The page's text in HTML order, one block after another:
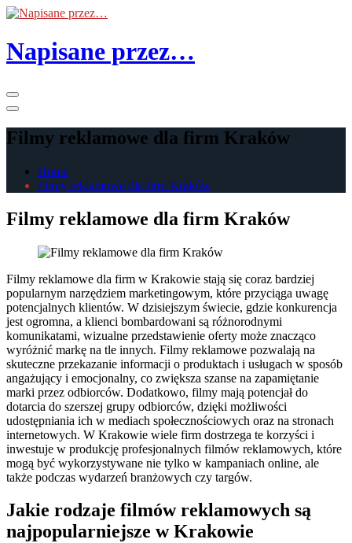
Skip
the
content
Napisane przez…
Filmy reklamowe dla firm Kraków
Home
Filmy reklamowe dla firm Kraków
Filmy reklamowe dla firm Kraków
Filmy reklamowe dla firm w Krakowie stają się coraz bardziej
popularnym narzędziem marketingowym, które przyciąga uwagę
potencjalnych klientów. W dzisiejszym świecie, gdzie konkurencja
jest ogromna, a klienci bombardowani są różnorodnymi
komunikatami, wizualne przedstawienie oferty może znacząco
wyróżnić markę na tle innych. Filmy reklamowe pozwalają na
skuteczne przekazanie informacji o produktach i usługach w sposób
angażujący i emocjonalny, co zwiększa szanse na zapamiętanie
marki przez odbiorców. Dodatkowo, filmy mają potencjał do
dotarcia do szerszej grupy odbiorców, dzięki możliwości
udostępniania ich w mediach społecznościowych oraz na stronach
internetowych. W Krakowie wiele firm dostrzega te korzyści i
inwestuje w produkcję profesjonalnych filmów reklamowych, które
mogą być wykorzystywane nie tylko w kampaniach online, ale
także podczas wydarzeń branżowych czy targów.
Jakie rodzaje filmów reklamowych są
najpopularniejsze w Krakowie